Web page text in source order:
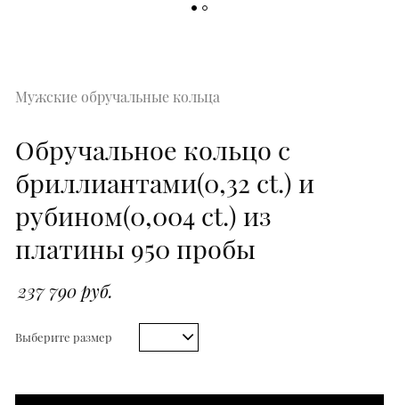
Мужские обручальные кольца
Обручальное кольцо с
бриллиантами(0,32 ct.) и
рубином(0,004 ct.) из
платины 950 пробы
237 790 руб.
Выберите размер